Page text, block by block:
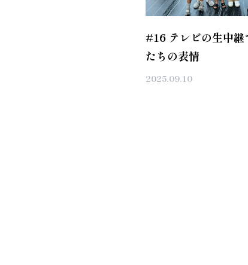
#16 テレビの生中継
たちの表情
2025.09.10